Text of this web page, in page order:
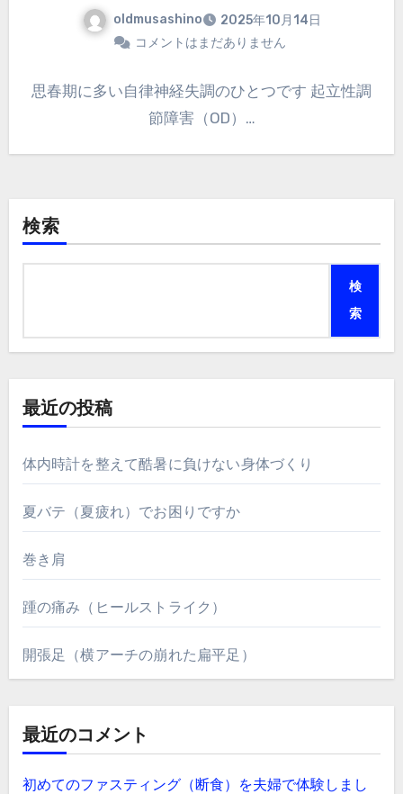
oldmusashino
2025年10月14日
コメントはまだありません
思春期に多い自律神経失調のひとつです 起立性調
節障害（OD）…
検索
検
索
最近の投稿
体内時計を整えて酷暑に負けない身体づくり
夏バテ（夏疲れ）でお困りですか
巻き肩
踵の痛み（ヒールストライク）
開張足（横アーチの崩れた扁平足）
最近のコメント
初めてのファスティング（断食）を夫婦で体験しまし